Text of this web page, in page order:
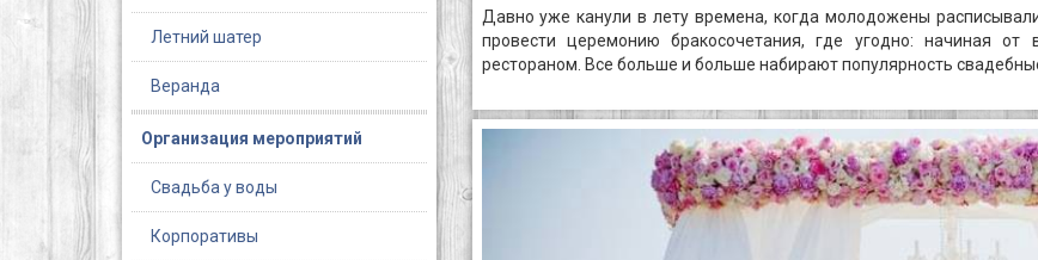
Летний шатер
Веранда
Организация мероприятий
Свадьба у воды
Корпоративы
Давно уже канули в лету времена, когда молодожены
провести церемонию бракосочетания, где угодно: начиная
рестораном. Все больше и больше набирают популярность